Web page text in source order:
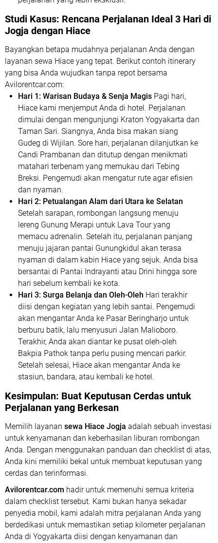
Studi Kasus: Rencana Perjalanan Ideal 3 Hari di
Jogja dengan Hiace
Bayangkan betapa mudahnya perjalanan Anda dengan
layanan sewa Hiace yang tepat. Berikut contoh itinerary
yang bisa Anda wujudkan tanpa repot bersama
Avilorentcar.com:
Hari 1: Warisan Budaya & Senja Magis Pagi hari,
Hiace kami menjemput Anda di hotel. Perjalanan
dimulai dengan mengunjungi Kraton Yogyakarta dan
Taman Sari. Siangnya, Anda bisa makan siang
Gudeg di Wijilan. Sore hari, perjalanan dilanjutkan ke
Candi Prambanan dan ditutup dengan menikmati
matahari terbenam yang memukau dari Tebing
Breksi. Pengemudi akan mengatur rute agar efisien
dan nyaman.
Hari 2: Petualangan Alam dari Utara ke Selatan
Setelah sarapan, rombongan langsung menuju
lereng Gunung Merapi untuk Lava Tour yang
memacu adrenalin. Setelah itu, perjalanan panjang
menuju jajaran pantai Gunungkidul akan terasa
nyaman di dalam kabin Hiace yang sejuk. Anda bisa
bersantai di Pantai Indrayanti atau Drini hingga sore
hari sebelum kembali ke kota.
Hari 3: Surga Belanja dan Oleh-Oleh Hari terakhir
diisi dengan kegiatan yang lebih santai. Pengemudi
akan mengantar Anda ke Pasar Beringharjo untuk
berburu batik, lalu menyusuri Jalan Malioboro.
Terakhir, Anda akan diantar ke pusat oleh-oleh
Bakpia Pathok tanpa perlu pusing mencari parkir.
Setelah selesai, Hiace akan mengantar Anda ke
stasiun, bandara, atau kembali ke hotel.
Kesimpulan: Buat Keputusan Cerdas untuk
Perjalanan yang Berkesan
Memilih layanan sewa Hiace Jogja adalah sebuah investasi
untuk kenyamanan dan keberhasilan liburan rombongan
Anda. Dengan menggunakan panduan dan checklist di atas,
Anda kini memiliki bekal untuk membuat keputusan yang
cerdas dan terinformasi.
Avilorentcar.com hadir untuk memenuhi semua kriteria
dalam checklist tersebut. Kami bukan hanya sekadar
penyedia mobil, kami adalah mitra perjalanan Anda yang
berdedikasi untuk memastikan setiap kilometer perjalanan
Anda di Yogyakarta diisi dengan kenyamanan dan